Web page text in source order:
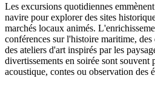
Les excursions quotidiennes
navire pour explorer des sites
marchés locaux animés.
conférences sur l'histoire maritime,
des ateliers d'art inspirés par les
divertissements en soirée sont souvent
acoustique, contes ou observation des